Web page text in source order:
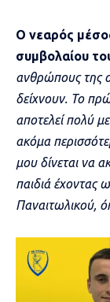
Ο νεαρός
συμβολαίου
ανθρώπους της
δείχνουν. Το
αποτελεί πολύ
ακόμα
μου δίνεται να
παιδιά έχοντας
Παναιτωλικού,